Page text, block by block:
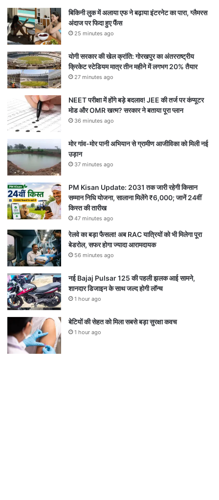
बिकिनी लुक में अलाया एफ ने बढ़ाया इंटरनेट का पारा, ग्लैमरस
अंदाज पर फिदा हुए फैंस
25 minutes ago
योगी सरकार की खेल क्रांति: गोरखपुर का अंतरराष्ट्रीय
क्रिकेट स्टेडियम मात्र तीन महीने में लगभग 20% तैयार
27 minutes ago
NEET परीक्षा में होंगे बड़े बदलाव! JEE की तर्ज पर कंप्यूटर
मोड और OMR खत्म? सरकार ने बताया पूरा प्लान
36 minutes ago
मोर गांव-मोर पानी अभियान से ग्रामीण आजीविका को मिली नई
उड़ान
37 minutes ago
PM Kisan Update: 2031 तक जारी रहेगी किसान
सम्मान निधि योजना, सालाना मिलेंगे ₹6,000; जानें 24वीं
किस्त की तारीख
47 minutes ago
रेलवे का बड़ा फैसला! अब RAC यात्रियों को भी मिलेगा पूरा
बेडरोल, सफर होगा ज्यादा आरामदायक
56 minutes ago
नई Bajaj Pulsar 125 की पहली झलक आई सामने,
शानदार डिजाइन के साथ जल्द होगी लॉन्च
1 hour ago
बेटियों की सेहत को मिला सबसे बड़ा सुरक्षा कवच
1 hour ago